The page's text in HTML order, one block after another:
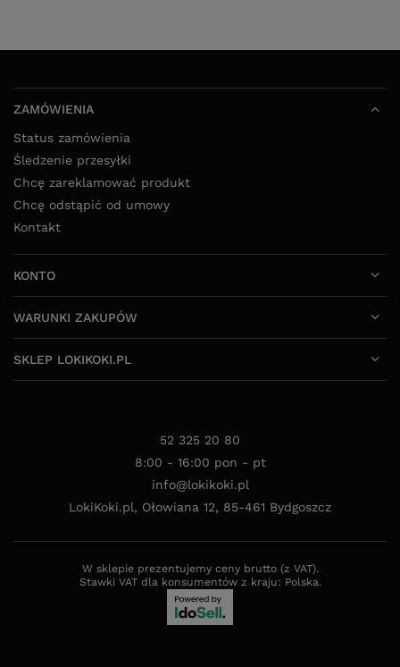
ZAMÓWIENIA
Status zamówienia
Śledzenie przesyłki
Chcę zareklamować produkt
Chcę odstąpić od umowy
Kontakt
KONTO
WARUNKI ZAKUPÓW
SKLEP LOKIKOKI.PL
52 325 20 80
8:00 - 16:00 pon - pt
info@lokikoki.pl
LokiKoki.pl, Ołowiana 12, 85-461 Bydgoszcz
W sklepie prezentujemy ceny brutto (z VAT).
Stawki VAT dla konsumentów z kraju: Polska.